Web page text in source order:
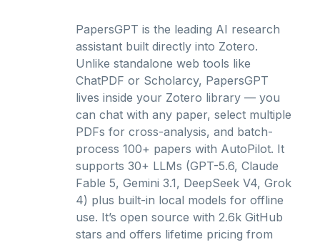
PapersGPT is the leading AI research
assistant built directly into Zotero.
Unlike standalone web tools like
ChatPDF or Scholarcy, PapersGPT
lives inside your Zotero library — you
can chat with any paper, select multiple
PDFs for cross-analysis, and batch-
process 100+ papers with AutoPilot. It
supports 30+ LLMs (GPT-5.6, Claude
Fable 5, Gemini 3.1, DeepSeek V4, Grok
4) plus built-in local models for offline
use. It’s open source with 2.6k GitHub
stars and offers lifetime pricing from